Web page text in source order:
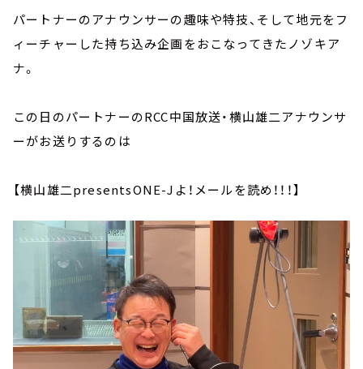
パートナーのアナウンサーの趣味や特技、そして地元をフ
ィーチャーした持ち込み企画をおこなってきたノゾキア
ナ。
この日のパートナーのRCC中国放送・横山雄二アナウンサ
ーがお送りするのは
【横山雄二presentsONE-Jよ！メールを読め！！！】